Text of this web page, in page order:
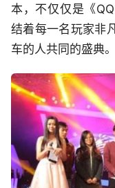
本，不仅仅是《
结着每一名玩家非
车的人共同的盛典。